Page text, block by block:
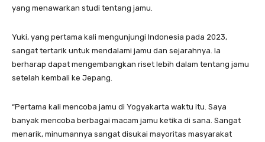
yang menawarkan studi tentang jamu.
Yuki, yang pertama kali mengunjungi Indonesia pada 2023,
sangat tertarik untuk mendalami jamu dan sejarahnya. Ia
berharap dapat mengembangkan riset lebih dalam tentang jamu
setelah kembali ke Jepang.
“Pertama kali mencoba jamu di Yogyakarta waktu itu. Saya
banyak mencoba berbagai macam jamu ketika di sana. Sangat
menarik, minumannya sangat disukai mayoritas masyarakat